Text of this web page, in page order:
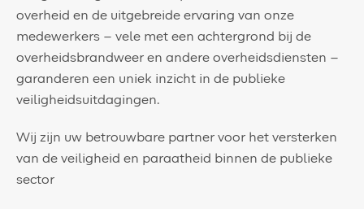
overheid en de uitgebreide ervaring van onze
medewerkers – vele met een achtergrond bij de
overheidsbrandweer en andere overheidsdiensten –
garanderen een uniek inzicht in de publieke
veiligheidsuitdagingen.
Wij zijn uw betrouwbare partner voor het versterken
van de veiligheid en paraatheid binnen de publieke
sector